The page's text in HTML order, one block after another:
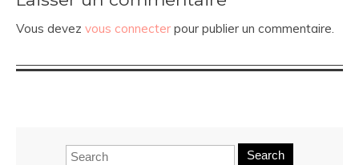
Vous devez vous connecter pour publier un commentaire.
Search